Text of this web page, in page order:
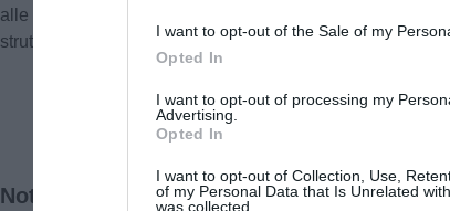
I want to opt-out of the Sale of my
Opted In
I want to opt-out of processing my
Advertising.
Opted In
I want to opt-out of Collection, Use,
of my Personal Data that Is Unrelated
was collected.
alle 17). E’ possibile prenotare chiamando le
struttura allo 050/993741-3742.
Fonte:
Notizie correlate